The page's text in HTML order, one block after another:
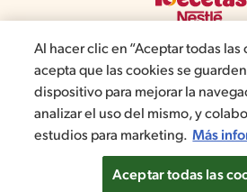
©2022, Nestlé. Marcas registradas por
S.A. Vevey
Política de Privacidad
Configuración de
Al hacer clic en “Aceptar todas las
acepta que las cookies se
dispositivo para mejorar la
analizar el uso del mismo, y
estudios para marketing. Más
Aceptar todas las